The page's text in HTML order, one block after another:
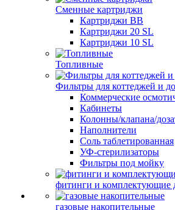
Сменные картриджи
Картриджи BB
Картриджи 20 SL
Картриджи 10 SL
Топливные
Фильтры для коттеджей и
Коммерческие
Кабинеты
Колонны/клапана/
Наполнители
Соль таблетированная
УФ-стерилизаторы
Фильтры под мойку
фитинги и комплектующие
газовые накопительные